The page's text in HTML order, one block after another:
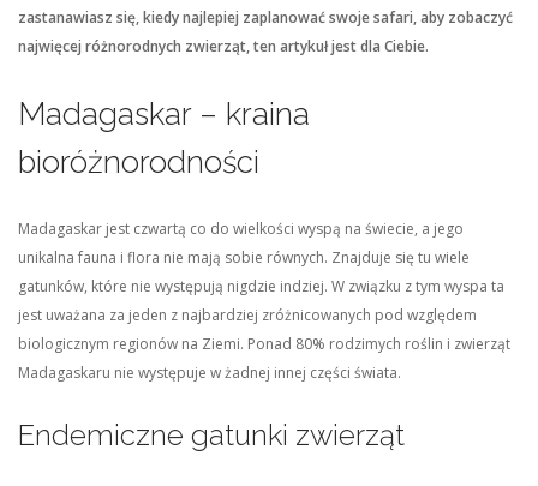
zastanawiasz się, kiedy najlepiej zaplanować swoje safari, aby zobaczyć
najwięcej różnorodnych zwierząt, ten artykuł jest dla Ciebie.
Madagaskar – kraina
bioróżnorodności
Madagaskar jest czwartą co do wielkości wyspą na świecie, a jego
unikalna fauna i flora nie mają sobie równych. Znajduje się tu wiele
gatunków, które nie występują nigdzie indziej. W związku z tym wyspa ta
jest uważana za jeden z najbardziej zróżnicowanych pod względem
biologicznym regionów na Ziemi. Ponad 80% rodzimych roślin i zwierząt
Madagaskaru nie występuje w żadnej innej części świata.
Endemiczne gatunki zwierząt